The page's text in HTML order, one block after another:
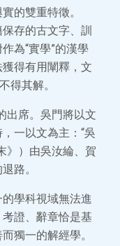
的雙重特徵。
存的古文字、訓
為“實學”的漢學
得有用闡釋，文
得其解。
出席。吳門將以文
一以文為主：“吳
》）由吳汝綸、賀
路。
學科視域無法進
證、辭章恰是基
獨一的解經學。